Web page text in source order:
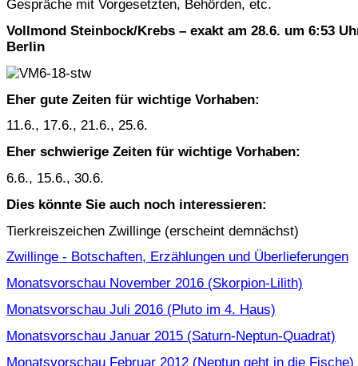
Gespräche mit Vorgesetzten, Behörden, etc.
Vollmond Steinbock/Krebs – exakt am 28.6. um 6:53
Berlin
Eher gute Zeiten für wichtige Vorhaben:
11.6., 17.6., 21.6., 25.6.
Eher schwierige Zeiten für wichtige Vorhaben:
6.6., 15.6., 30.6.
Dies könnte Sie auch noch interessieren:
Tierkreiszeichen Zwillinge (erscheint demnächst)
Zwillinge - Botschaften, Erzählungen und Überlieferungen
Monatsvorschau November 2016 (Skorpion-Lilith)
Monatsvorschau Juli 2016 (Pluto im 4. Haus)
Monatsvorschau Januar 2015 (Saturn-Neptun-Quadrat)
Monatsvorschau Februar 2012 (Neptun geht in die Fische)